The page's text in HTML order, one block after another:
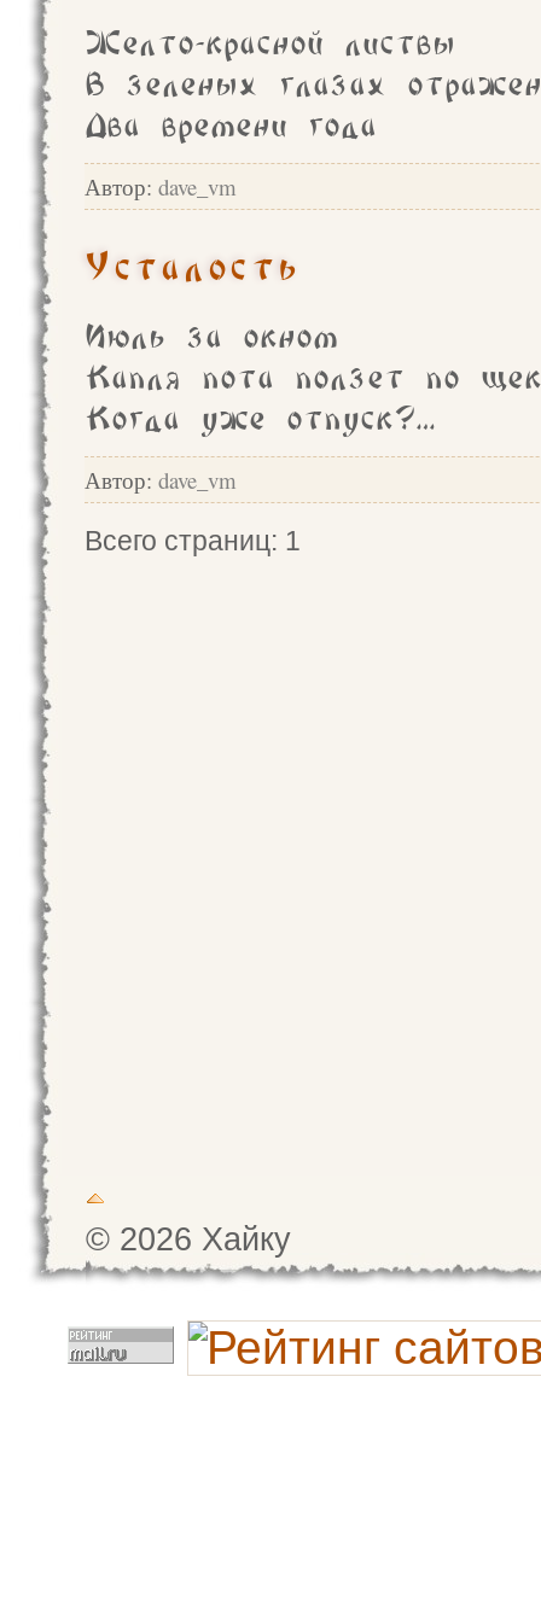
Желто-красной листвы
В зеленых глазах
Два времени года
Автор: dave_vm
Усталость
Июль за окном
Капля пота ползет по
Когда уже отпуск?…
Автор: dave_vm
Всего страниц: 1
© 2026 Хайку